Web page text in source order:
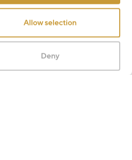
Allow selection
Deny